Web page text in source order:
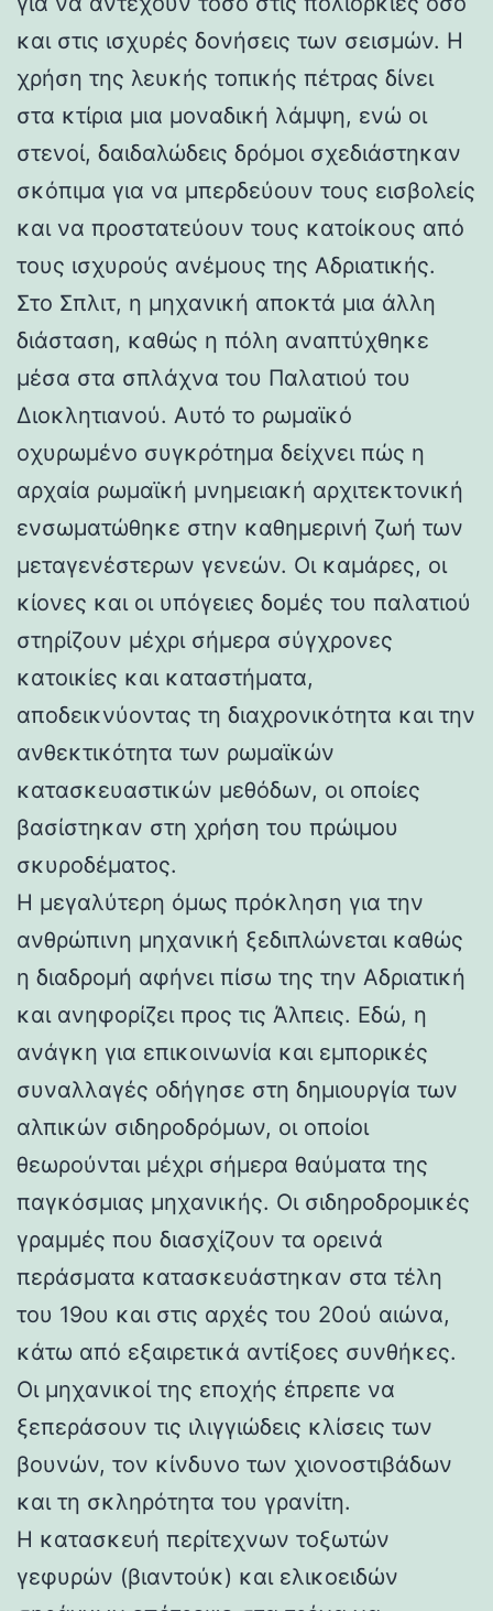
και στις ισχυρές δονήσεις των σεισμών. Η
χρήση της λευκής τοπικής πέτρας δίνει
στα κτίρια μια μοναδική λάμψη, ενώ οι
στενοί, δαιδαλώδεις δρόμοι σχεδιάστηκαν
σκόπιμα για να μπερδεύουν τους εισβολείς
και να προστατεύουν τους κατοίκους από
τους ισχυρούς ανέμους της Αδριατικής.
Στο Σπλιτ, η μηχανική αποκτά μια άλλη
διάσταση, καθώς η πόλη αναπτύχθηκε
μέσα στα σπλάχνα του Παλατιού του
Διοκλητιανού. Αυτό το ρωμαϊκό
οχυρωμένο συγκρότημα δείχνει πώς η
αρχαία ρωμαϊκή μνημειακή αρχιτεκτονική
ενσωματώθηκε στην καθημερινή ζωή των
μεταγενέστερων γενεών. Οι καμάρες, οι
κίονες και οι υπόγειες δομές του παλατιού
στηρίζουν μέχρι σήμερα σύγχρονες
κατοικίες και καταστήματα,
αποδεικνύοντας τη διαχρονικότητα και την
ανθεκτικότητα των ρωμαϊκών
κατασκευαστικών μεθόδων, οι οποίες
βασίστηκαν στη χρήση του πρώιμου
σκυροδέματος.
Η μεγαλύτερη όμως πρόκληση για την
ανθρώπινη μηχανική ξεδιπλώνεται καθώς
η διαδρομή αφήνει πίσω της την Αδριατική
και ανηφορίζει προς τις Άλπεις. Εδώ, η
ανάγκη για επικοινωνία και εμπορικές
συναλλαγές οδήγησε στη δημιουργία των
αλπικών σιδηροδρόμων, οι οποίοι
θεωρούνται μέχρι σήμερα θαύματα της
παγκόσμιας μηχανικής. Οι σιδηροδρομικές
γραμμές που διασχίζουν τα ορεινά
περάσματα κατασκευάστηκαν στα τέλη
του 19ου και στις αρχές του 20ού αιώνα,
κάτω από εξαιρετικά αντίξοες συνθήκες.
Οι μηχανικοί της εποχής έπρεπε να
ξεπεράσουν τις ιλιγγιώδεις κλίσεις των
βουνών, τον κίνδυνο των χιονοστιβάδων
και τη σκληρότητα του γρανίτη.
Η κατασκευή περίτεχνων τοξωτών
γεφυρών (βιαντούκ) και ελικοειδών